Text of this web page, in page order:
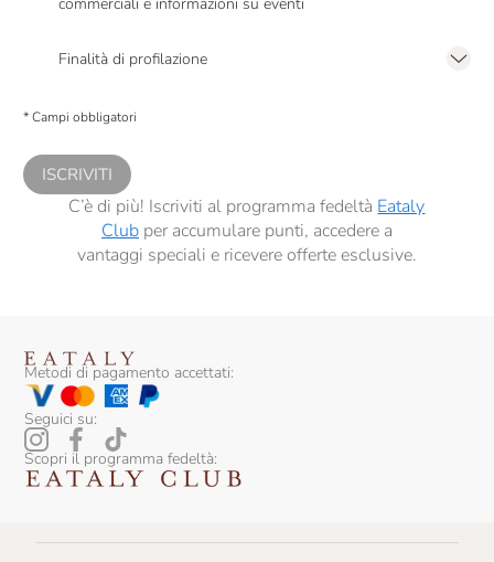
Finalità di profilazione
comunicazioni commerciali personalizzate, in caso di consenso prestato ai
* Campi obbligatori
ISCRIVITI
C’è di più! Iscriviti al programma fedeltà Eataly
Clubper accumulare punti, accedere a
vantaggi speciali e ricevere offerte esclusive.
Metodi di pagamento accettati:
Seguici su:
Scopri il programma fedeltà: